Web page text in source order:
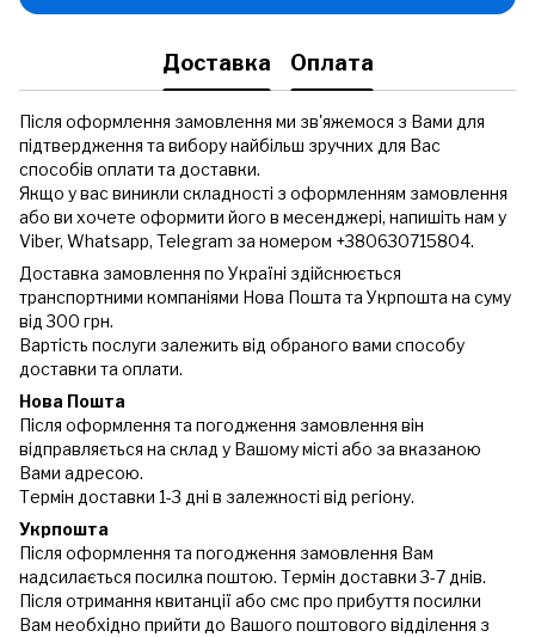
Доставка Оплата
Після оформлення замовлення ми зв'яжемося з Вами для
підтвердження та вибору найбільш зручних для Вас
способів оплати та доставки.
Якщо у вас виникли складності з оформленням замовлення
або ви хочете оформити його в месенджері, напишіть нам у
Viber, Whatsapp, Telegram за номером +380630715804.
Доставка замовлення по Україні здійснюється
транспортними компаніями Нова Пошта та Укрпошта на суму
від 300 грн.
Вартість послуги залежить від обраного вами способу
доставки та оплати.
Нова Пошта
Після оформлення та погодження замовлення він
відправляється на склад у Вашому місті або за вказаною
Вами адресою.
Термін доставки 1-3 дні в залежності від регіону.
Укрпошта
Після оформлення та погодження замовлення Вам
надсилається посилка поштою. Термін доставки 3-7 днів.
Після отримання квитанції або смс про прибуття посилки
Вам необхідно прийти до Вашого поштового відділення з